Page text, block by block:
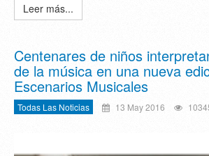
Leer más...
Centenares de niños
de la música en una nueva
Escenarios Musicales
Todas Las Noticias 13 May 2016